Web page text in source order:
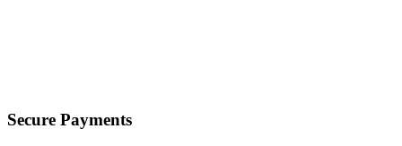
Secure Payments